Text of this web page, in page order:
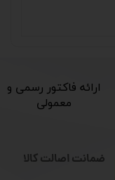
​ارائه فاکتور رسمی و
معمولی
ضمانت اصالت کالا